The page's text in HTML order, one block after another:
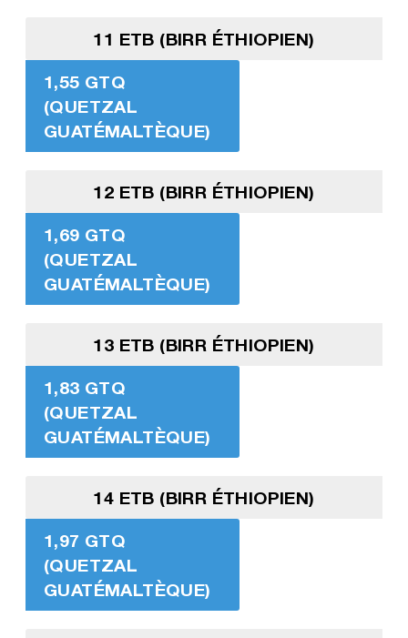
11 ETB (BIRR ÉTHIOPIEN)
1,55 GTQ
(QUETZAL
GUATÉMALTÈQUE)
12 ETB (BIRR ÉTHIOPIEN)
1,69 GTQ
(QUETZAL
GUATÉMALTÈQUE)
13 ETB (BIRR ÉTHIOPIEN)
1,83 GTQ
(QUETZAL
GUATÉMALTÈQUE)
14 ETB (BIRR ÉTHIOPIEN)
1,97 GTQ
(QUETZAL
GUATÉMALTÈQUE)